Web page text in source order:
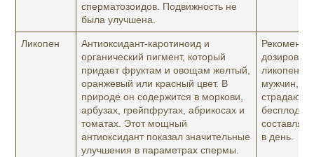
сперматозоидов. Подвижность не
была улучшена.
Ликопен
Антиоксидант-каротиноид и
органический пигмент, который
придает фруктам и овощам желтый,
оранжевый или красный цвет. В
природе он содержится в моркови,
арбузах, грейпфрутах, абрикосах и
томатах. Этот мощный
антиоксидант показал значительные
улучшения в параметрах спермы.
дозировка
ликопена
мужчин,
в день.